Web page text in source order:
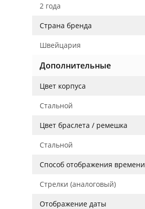
2 года
Страна бренда
Швейцария
Дополнительные
Цвет корпуса
Стальной
Цвет браслета / ремешка
Стальной
Способ отображения времени
Стрелки (аналоговый)
Отображение даты